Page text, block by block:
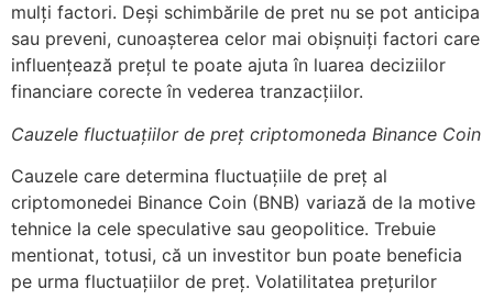
mulți factori. Deși schimbările de pret nu se pot anticipa
sau preveni, cunoașterea celor mai obișnuiți factori care
influențează prețul te poate ajuta în luarea deciziilor
financiare corecte în vederea tranzacțiilor.
Cauzele fluctuațiilor de preț criptomoneda Binance Coin
Cauzele care determina fluctuațiile de preț al
criptomonedei Binance Coin (BNB) variază de la motive
tehnice la cele speculative sau geopolitice. Trebuie
mentionat, totusi, că un investitor bun poate beneficia
pe urma fluctuațiilor de preț. Volatilitatea prețurilor